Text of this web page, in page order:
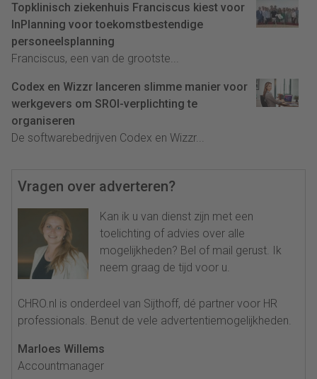
Topklinisch ziekenhuis Franciscus kiest voor
InPlanning voor toekomstbestendige
personeelsplanning
Franciscus, een van de grootste...
Codex en Wizzr lanceren slimme manier voor
werkgevers om SROI-verplichting te
organiseren
De softwarebedrijven Codex en Wizzr...
Vragen over adverteren?
Kan ik u van dienst zijn met een
toelichting of advies over alle
mogelijkheden? Bel of mail gerust. Ik
neem graag de tijd voor u.
CHRO.nl is onderdeel van Sijthoff, dé partner voor HR
professionals. Benut de vele advertentiemogelijkheden.
Marloes Willems
Accountmanager